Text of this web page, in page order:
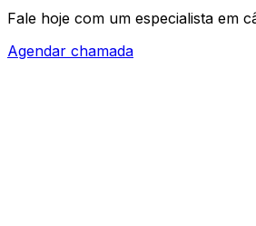
Fale hoje com um especialista em
Agendar chamada